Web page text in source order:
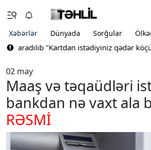
Xəbərlər Dünyada Sorğular
yaradılıb "Kartdan istədiyiniz qədər
02 may
Maaş və təqaüdləri
bankdan nə vaxt ala
RƏSMİ